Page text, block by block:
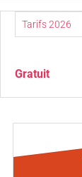
Gratuit